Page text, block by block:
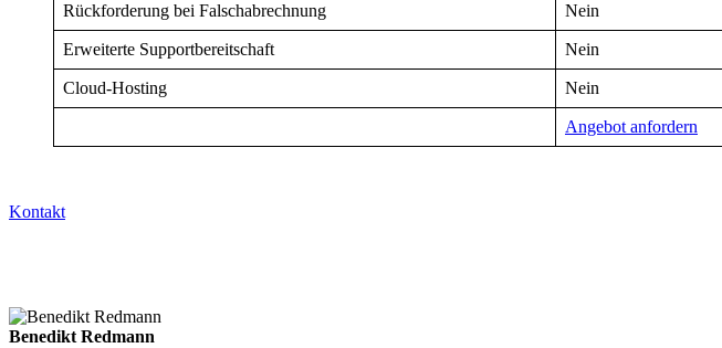
Rückforderung bei Falschabrechnung Nein
Erweiterte Supportbereitschaft Nein
Cloud-Hosting Nein
Angebot anfordern
Kontakt
Benedikt Redmann